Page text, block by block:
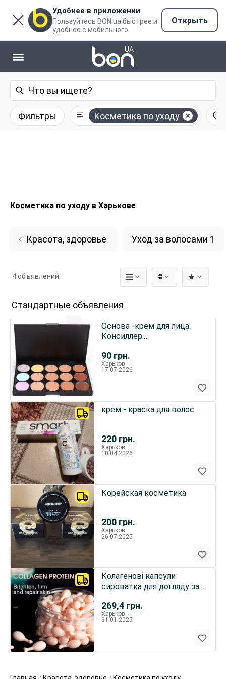
Удобнее в приложении
Пользуйтесь BON.ua быстрее и
удобнее с мобильного
Открыть
Фильтры Косметика по уходу
Косметика по уходу в Харькове
Красота, здоровье Уход за волосами 1
₴
4 объявлений
Стандартные объявления
90 грн.
Основа -крем для лица.
Консиллер.
палитра
Харьков
17.07.2026
220 грн.
крем - краска для волос
Харьков
10.04.2026
200 грн.
Корейская косметика
Харьков
26.07.2025
269,4 грн.
Колагенові капсули
сироватка для догляду за
Харьков
31.01.2025